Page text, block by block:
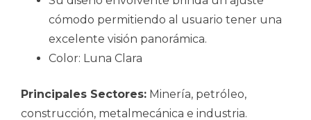
cómodo permitiendo al usuario tener una
excelente visión panorámica.
Color: Luna Clara
Principales Sectores: Minería, petróleo,
construcción, metalmecánica e industria.